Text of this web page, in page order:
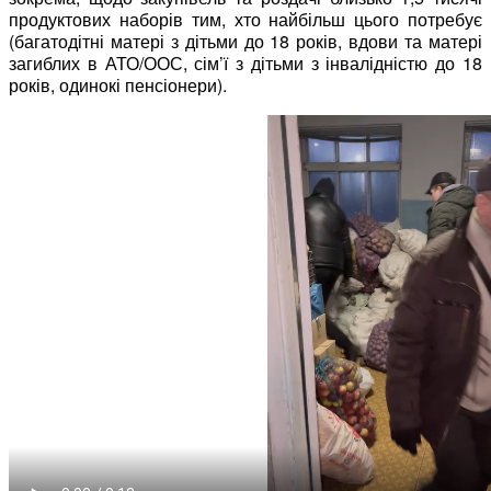
продуктових наборів тим, хто найбільш цього потребує
(багатодітні матері з дітьми до 18 років, вдови та матері
загиблих в АТО/ООС, сім’ї з дітьми з інвалідністю до 18
років, одинокі пенсіонери).